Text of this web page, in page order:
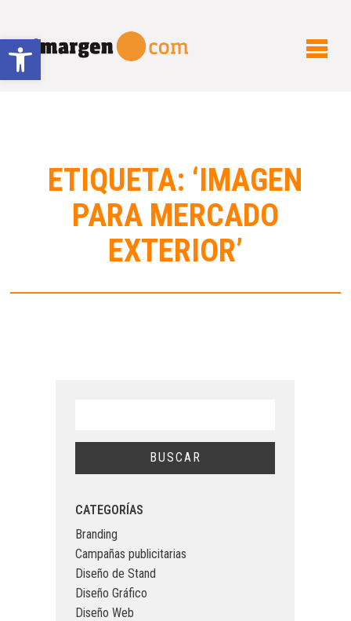
Abrir barra de herramientas
ETIQUETA: ‘IMAGEN
PARA MERCADO
EXTERIOR’
CATEGORÍAS
Branding
Campañas publicitarias
Diseño de Stand
Diseño Gráfico
Diseño Web